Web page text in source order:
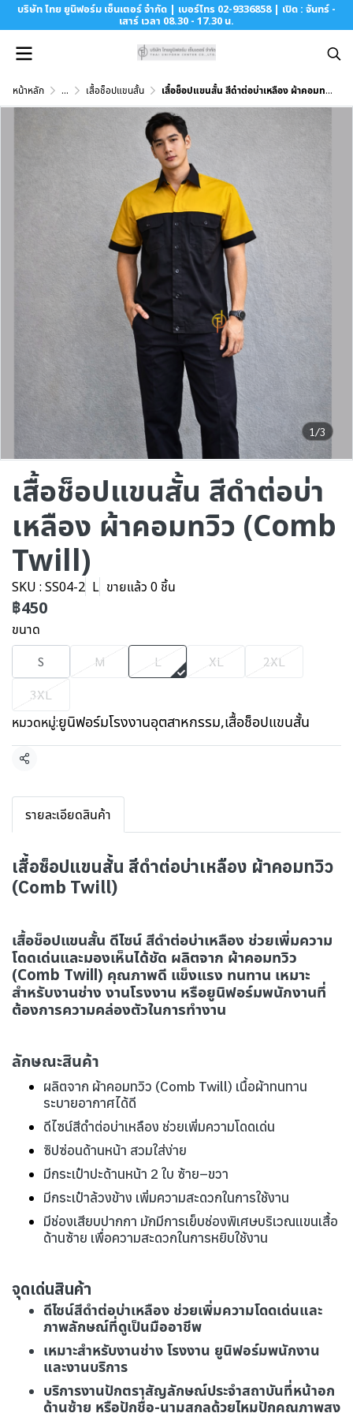
บริษัท ไทย ยูนิฟอร์ม เซ็นเตอร์ จำกัด | เบอร์โทร 02-9336858 | เปิด : จันทร์ -
เสาร์ เวลา 08.30 - 17.30 น.
หน้าหลัก ... เสื้อช็อปแขนสั้น เสื้อช็อปแขนสั้น สีดำต่อบ่าเหลือง ผ้าคอมทวิว (Comb Twill)
1/3
เสื้อช็อปแขนสั้น สีดำต่อบ่า
เหลือง ผ้าคอมทวิว (Comb
Twill)
SKU : SS04-2 L ขายแล้ว 0 ชิ้น
฿450
ขนาด
S M L XL
2XL
3XL
หมวดหมู่:ยูนิฟอร์มโรงงานอุตสาหกรรม,เสื้อช็อปแขนสั้น
แชร์
รายละเอียดสินค้า
เสื้อช็อปแขนสั้น สีดำต่อบ่าเหลือง ผ้าคอมทวิว
(Comb Twill)
เสื้อช็อปแขนสั้น ดีไซน์ สีดำต่อบ่าเหลือง ช่วยเพิ่มความ
โดดเด่นและมองเห็นได้ชัด ผลิตจาก ผ้าคอมทวิว
(Comb Twill) คุณภาพดี แข็งแรง ทนทาน เหมาะ
สำหรับงานช่าง งานโรงงาน หรือยูนิฟอร์มพนักงานที่
ต้องการความคล่องตัวในการทำงาน
ลักษณะสินค้า
ผลิตจาก ผ้าคอมทวิว (Comb Twill) เนื้อผ้าทนทาน
ระบายอากาศได้ดี
ดีไซน์สีดำต่อบ่าเหลือง ช่วยเพิ่มความโดดเด่น
ซิปซ่อนด้านหน้า สวมใส่ง่าย
มีกระเป๋าปะด้านหน้า 2 ใบ ซ้าย–ขวา
มีกระเป๋าล้วงข้าง เพิ่มความสะดวกในการใช้งาน
มีช่องเสียบปากกา มักมีการเย็บช่องพิเศษบริเวณแขนเสื้อ
ด้านซ้าย เพื่อความสะดวกในการหยิบใช้งาน
จุดเด่นสินค้า
ดีไซน์สีดำต่อบ่าเหลือง ช่วยเพิ่มความโดดเด่นและ
ภาพลักษณ์ที่ดูเป็นมืออาชีพ
เหมาะสำหรับงานช่าง โรงงาน ยูนิฟอร์มพนักงาน
และงานบริการ
บริการงานปักตราสัญลักษณ์ประจำสถาบันที่หน้าอก
ด้านซ้าย หรือปักชื่อ-นามสกุลด้วยไหมปักคุณภาพสูง